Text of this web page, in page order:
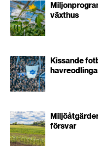
växthus
Kissande
försvar